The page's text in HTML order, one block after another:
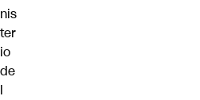
nis
ter
io
de
l